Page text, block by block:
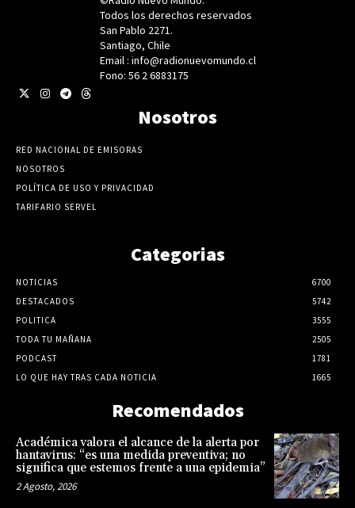
Todos los derechos reservados
San Pablo 2271.
Santiago, Chile
Email : info@radionuevomundo.cl
Fono: 56 2 6883175
Nosotros
RED NACIONAL DE EMISORAS
NOSOTROS
POLÍTICA DE USO Y PRIVACIDAD
TARIFARIO SERVEL
Categorias
NOTICIAS
6700
DESTACADOS
5742
POLITICA
3555
TODA TU MAÑANA
2505
PODCAST
1781
LO QUE HAY TRAS CADA NOTICIA
1665
Recomendados
Académica valora el alcance de la alerta por
hantavirus: “es una medida preventiva; no
significa que estemos frente a una epidemia”
2 Agosto, 2026